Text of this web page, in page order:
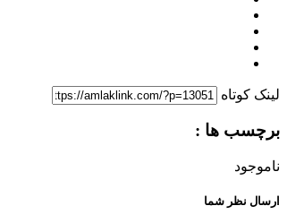
لینک کوتاه
برچسب ها :
ناموجود
ارسال نظر شما